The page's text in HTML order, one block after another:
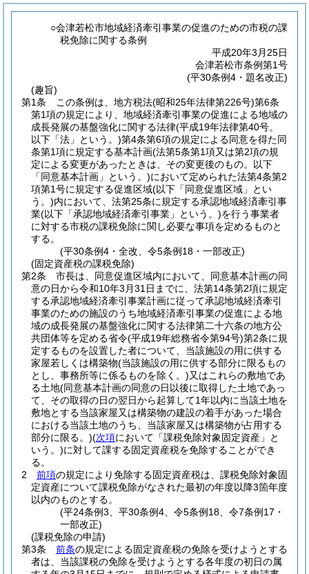
○会津若松市地域経済牽引事業の促進のための市税の課
税免除に関する条例
平成20年3月25日
会津若松市条例第1号
(平30条例4・題名改正)
(趣旨)
第1条
この条例は、地方税法(昭和25年法律第226号)第6条
第1項の規定により、地域経済牽引事業の促進による地域の
成長発展の基盤強化に関する法律(平成19年法律第40号。
以下「法」という。)第4条第6項の規定による同意を得た同
条第1項に規定する基本計画(法第5条第1項又は第2項の規
定による変更があったときは、その変更後のもの。以下
「同意基本計画」という。)において定められた法第4条第2
項第1号に規定する促進区域(以下「同意促進区域」とい
う。)内において、法第25条に規定する承認地域経済牽引事
業(以下「承認地域経済牽引事業」という。)を行う事業者
に対する市税の課税免除に関し必要な事項を定めるものと
する。
(平30条例4・全改、令5条例18・一部改正)
(固定資産税の課税免除)
第2条
市長は、同意促進区域内において、同意基本計画の同
意の日から令和10年3月31日までに、法第14条第2項に規定
する承認地域経済牽引事業計画に従って承認地域経済牽引
事業のための施設のうち地域経済牽引事業の促進による地
域の成長発展の基盤強化に関する法律第二十六条の地方公
共団体等を定める省令(平成19年総務省令第94号)第2条に規
定するものを設置した者について、当該施設の用に供する
家屋若しくは構築物(当該施設の用に供する部分に限るもの
とし、事務所等に係るものを除く。)又はこれらの敷地であ
る土地(同意基本計画の同意の日以後に取得した土地であっ
て、その取得の日の翌日から起算して1年以内に当該土地を
敷地とする当該家屋又は構築物の建設の着手があった場合
における当該土地のうち、当該家屋又は構築物が占用する
部分に限る。)(次項において「課税免除対象固定資産」と
いう。)に対して課する固定資産税を免除することができ
る。
2
前項の規定により免除する固定資産税は、課税免除対象固
定資産について課税免除がなされた最初の年度以降3箇年度
以内のものとする。
(平24条例3、平30条例4、令5条例18、令7条例17・
一部改正)
(課税免除の申請)
第3条
前条の規定による固定資産税の免除を受けようとする
者は、当該課税の免除を受けようとする各年度の初日の属